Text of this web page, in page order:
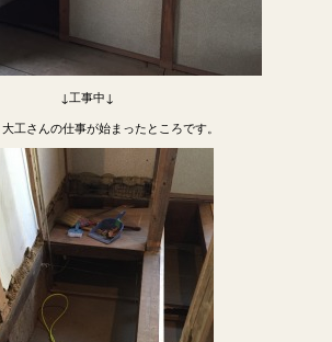
↓工事中↓
工さんの仕事が始まったところです。